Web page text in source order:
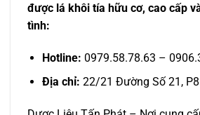
được lá khôi tía hữu cơ, cao cấp
tình:
Hotline: 0979.58.78.63 –
Địa chỉ: 22/21 Đường Số 21, P8